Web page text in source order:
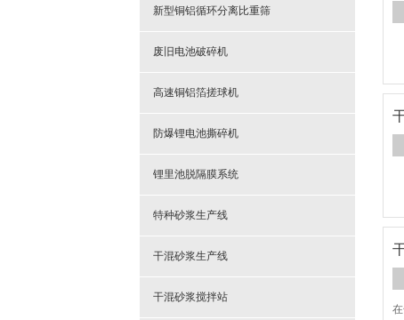
新型铜铝循环分离比重筛
废旧电池破碎机
高速铜铝箔搓球机
防爆锂电池撕碎机
锂里池脱隔膜系统
特种砂浆生产线
干混砂浆生产线
干混砂浆搅拌站